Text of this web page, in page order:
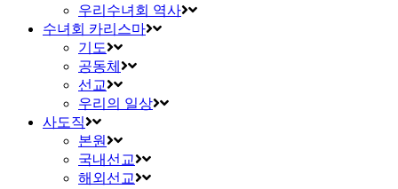
우리수녀회 역사
수녀회 카리스마
기도
공동체
선교
우리의 일상
사도직
본원
국내선교
해외선교